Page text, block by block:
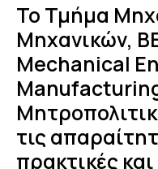
Το Τμήμα
Μηχανικών,
Mechanical
τις
πρακτικές